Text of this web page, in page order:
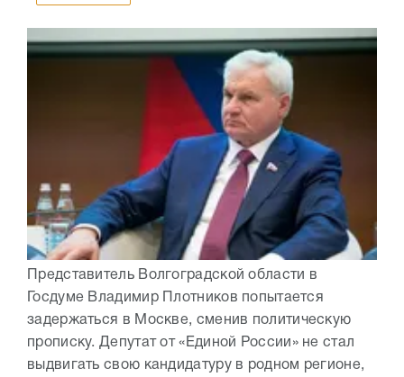
Представитель Волгоградской области в
Госдуме Владимир Плотников попытается
задержаться в Москве, сменив политическую
прописку. Депутат от «Единой России» не стал
выдвигать свою кандидатуру в родном регионе,